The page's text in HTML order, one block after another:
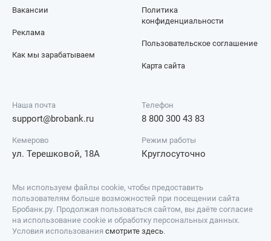
Вакансии
Реклама
Как мы зарабатываем
Политика
конфиденциальности
Пользовательское соглашение
Карта сайта
Наша почта
support@brobank.ru
Телефон
8 800 300 43 83
Кемерово
ул. Терешковой, 18А
Режим работы
Круглосуточно
Мы используем файлы cookie, чтобы предоставить
пользователям больше возможностей при посещении сайта
Бробанк.ру. Продолжая пользоваться сайтом, вы даёте согласие
на использование cookie и обработку персональных данных.
Условия использования смотрите здесь.